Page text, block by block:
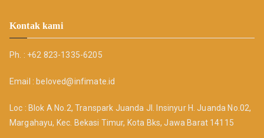
Kontak kami
Ph. : +62 823-1335-6205
Email : beloved@infimate.id
Loc : Blok A No.2, Transpark Juanda Jl. Insinyur H. Juanda No.02,
Margahayu, Kec. Bekasi Timur, Kota Bks, Jawa Barat 14115